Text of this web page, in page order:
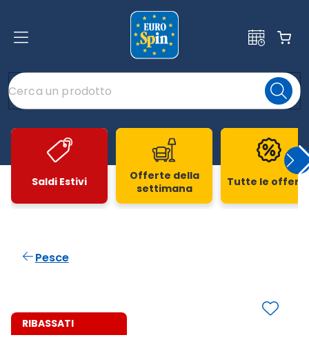
Saldi Estivi
Offerte della
settimana
Tutte le
Pesce
RIBASSATI